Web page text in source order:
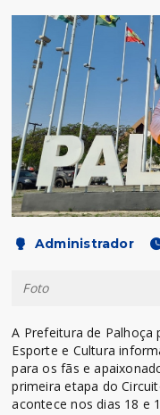
Administrador
Foto
A Prefeitura de Palhoça
Esporte e Cultura
para os fãs e
primeira etapa do
acontece nos dias 18 e